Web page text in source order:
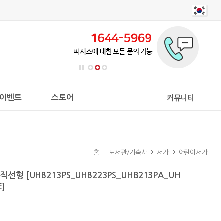
이벤트 스토어 커뮤니티
홈 도서관/기숙사 서가 어린이서가
선형 [UHB213PS_UHB223PS_UHB213PA_UH